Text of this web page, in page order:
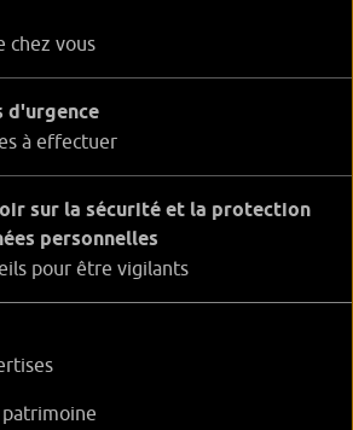
chez vous
d'urgence
à effectuer
sur la sécurité et la protection
personnelles
pour être vigilants